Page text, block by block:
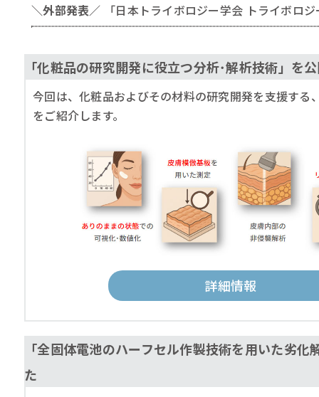
＼外部発表／
「日本トライボロジー学会 トライボロ
「化粧品の研究開発に役立つ分析･解析技術」を
今回は、化粧品およびその材料の研究開発を支援する
をご紹介します。
詳細情報
「全固体電池のハーフセル作製技術を用いた劣化
た